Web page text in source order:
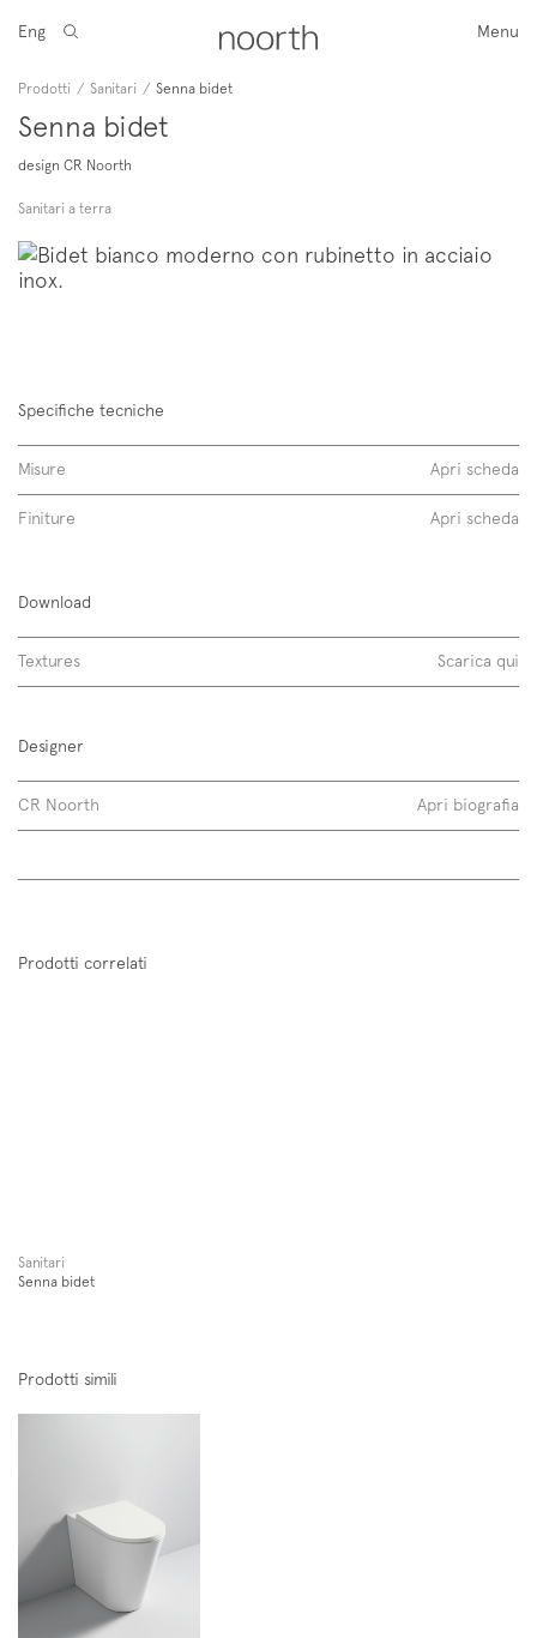
Menu
Eng
Newsletter
Prodotti / Sanitari / Senna bidet
Senna bidet
design CR Noorth
Sanitari a terra
Specifiche tecniche
Misure Apri scheda
Finiture Apri scheda
ceramica lucida
laccati opachi
Download
Textures Scarica qui
Designer
CR Noorth Apri biografia
Scopri di più
Prodotti correlati
Sanitari
Senna bidet
Prodotti simili